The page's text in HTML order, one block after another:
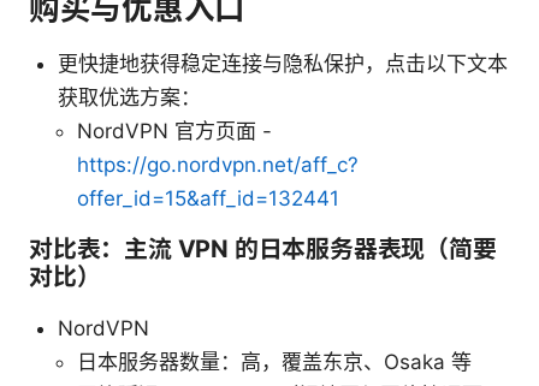
更快捷地获得稳定连接与隐私保护，点击以下文本
获取优选方案：
NordVPN 官方页面 -
https://go.nordvpn.net/aff_c?
offer_id=15&aff_id=132441
对比表：主流 VPN 的日本服务器表现（简要
对比）
NordVPN
日本服务器数量：高，覆盖东京、Osaka 等